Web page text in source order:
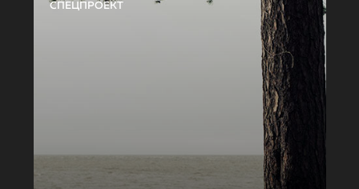
СПЕЦПРОЕКТ